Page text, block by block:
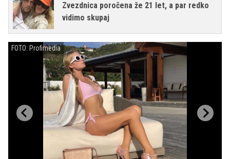
Zvezdnica poročena že 21 let, a par redko
vidimo skupaj
FOTO: Profimedia